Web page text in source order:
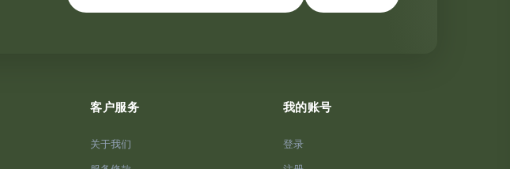
客户服务
关于我们
我的账号
登录